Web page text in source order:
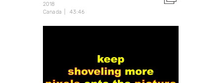
2018
Canada
43:46